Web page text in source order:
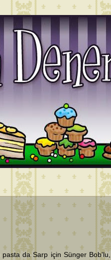
pasta da Sarp için Sünger Bob'lu,